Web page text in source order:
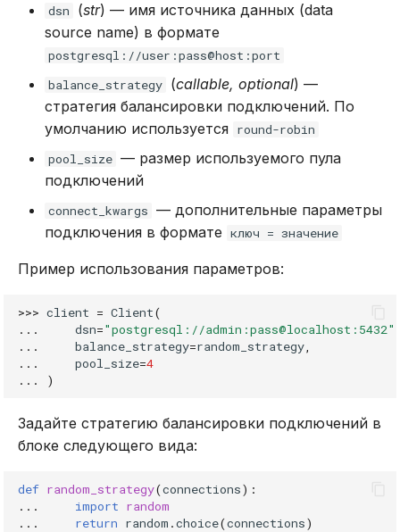
dsn (str) — имя источника данных (data
source name) в формате
postgresql://user:pass@host:port
balance_strategy (callable, optional) —
стратегия балансировки подключений. По
умолчанию используется round-robin
pool_size — размер используемого пула
подключений
connect_kwargs — дополнительные параметры
подключения в формате ключ = значение
Пример использования параметров:
>>> client = Client(
...
dsn="postgresql://admin:pass@localhost:5432"
...
balance_strategy=random_strategy
...
pool_size=4
...
)
Задайте стратегию балансировки подключений в
блоке следующего вида:
def random_strategy(connections):
...
import random
...
return random .choice(connections)